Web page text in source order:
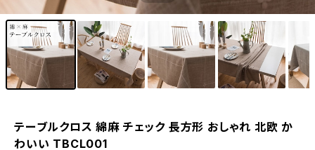
テーブルクロス 綿麻 チェック 長方形 おしゃれ 北欧 か
わいい TBCL001